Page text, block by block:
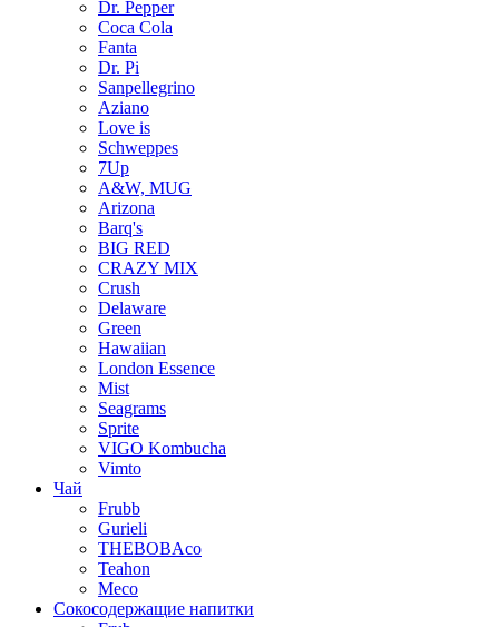
Dr. Pepper
Coca Cola
Fanta
Dr. Pi
Sanpellegrino
Aziano
Love is
Schweppes
7Up
A&W, MUG
Arizona
Barq's
BIG RED
CRAZY MIX
Crush
Delaware
Green
Hawaiian
London Essence
Mist
Seagrams
Sprite
VIGO Kombucha
Vimto
Чай
Frubb
Gurieli
THEBOBAco
Teahon
Meco
Сокосодержащие напитки